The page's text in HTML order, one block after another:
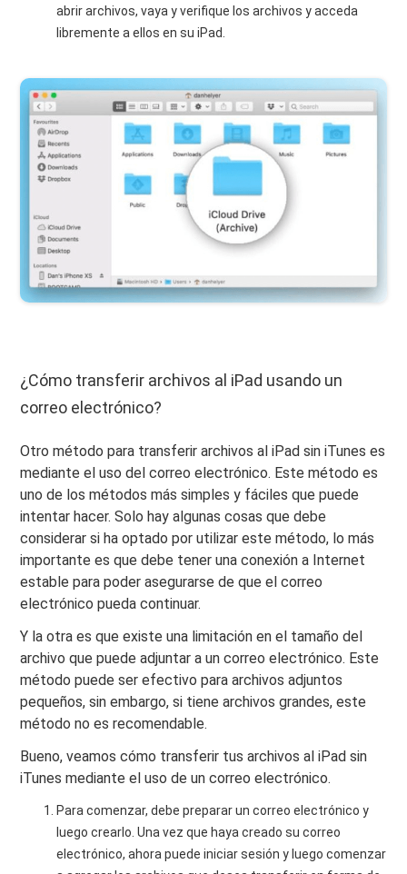
abrir archivos, vaya y verifique los archivos y acceda
libremente a ellos en su iPad.
¿Cómo transferir archivos al iPad usando un
correo electrónico?
Otro método para transferir archivos al iPad sin iTunes es
mediante el uso del correo electrónico. Este método es
uno de los métodos más simples y fáciles que puede
intentar hacer. Solo hay algunas cosas que debe
considerar si ha optado por utilizar este método, lo más
importante es que debe tener una conexión a Internet
estable para poder asegurarse de que el correo
electrónico pueda continuar.
Y la otra es que existe una limitación en el tamaño del
archivo que puede adjuntar a un correo electrónico. Este
método puede ser efectivo para archivos adjuntos
pequeños, sin embargo, si tiene archivos grandes, este
método no es recomendable.
Bueno, veamos cómo transferir tus archivos al iPad sin
iTunes mediante el uso de un correo electrónico.
Para comenzar, debe preparar un correo electrónico y
luego crearlo. Una vez que haya creado su correo
electrónico, ahora puede iniciar sesión y luego comenzar